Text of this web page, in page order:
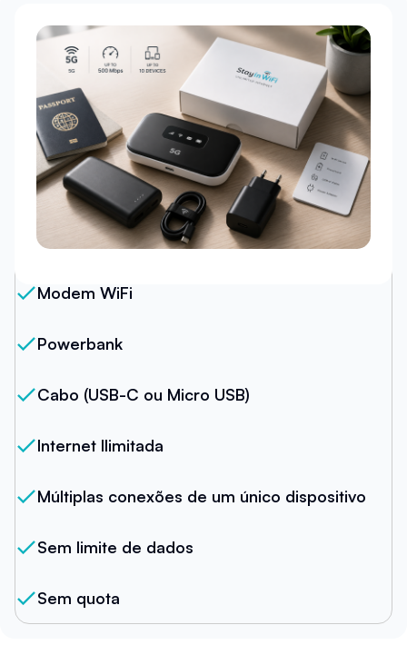
Nosso Pacote
Modem WiFi
Powerbank
Cabo (USB-C ou Micro USB)
Internet Ilimitada
Múltiplas conexões de um único dispositivo
Sem limite de dados
Sem quota